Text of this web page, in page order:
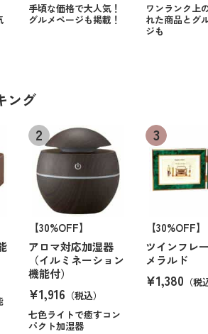
手頃な価格で大人気！
グルメページも掲載！
ワンランク上
れた商品とグ
ジも
ング
【30%OFF】
アロマ対応加湿器
（イルミネーション
機能付）
¥1,916 （税込）
七色ライトで癒すコン
パクト加湿器
【30%OFF】
ツインフレ
メラルド
¥1,380 （税